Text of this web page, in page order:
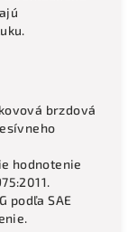
brzdová
hodnotenie
podľa SAE